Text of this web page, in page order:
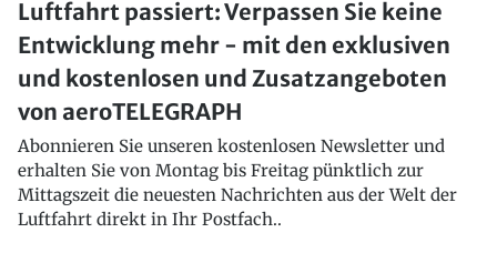
Luftfahrt passiert: Verpassen Sie keine
Entwicklung mehr - mit den exklusiven
und kostenlosen und Zusatzangeboten
von aeroTELEGRAPH
Abonnieren Sie unseren kostenlosen Newsletter und
erhalten Sie von Montag bis Freitag pünktlich zur
Mittagszeit die neuesten Nachrichten aus der Welt der
Luftfahrt direkt in Ihr Postfach..